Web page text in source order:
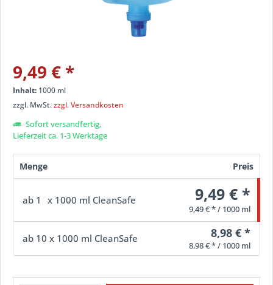
9,49 € *
Inhalt: 1000 ml
zzgl. MwSt.zzgl. Versandkosten
Sofort versandfertig,
Lieferzeit ca. 1-3 Werktage
Menge Preis
ab 1 x 1000 ml CleanSafe 9,49 € *
9,49 € * / 1000 ml
ab 10 x 1000 ml CleanSafe 8,98 € *
8,98 € * / 1000 ml